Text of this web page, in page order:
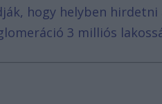
hogy helyben hirdetni
3 milliós